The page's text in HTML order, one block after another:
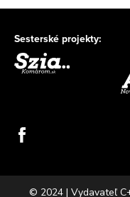
Sesterské projekty:
© 2024 | Vydavateľ